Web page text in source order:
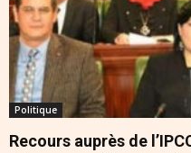
Politique
Recours auprès de